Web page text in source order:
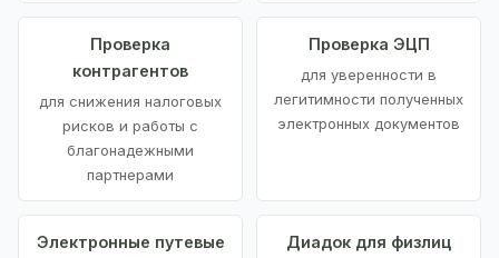
Проверка
контрагентов
для снижения налоговых
рисков и работы с
благонадежными
партнерами
Проверка ЭЦП
для уверенности в
легитимности полученных
электронных документов
Электронные путевые
Диадок для физлиц